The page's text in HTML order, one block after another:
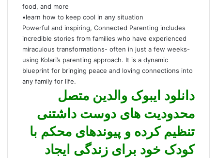
food, and more
•learn how to keep cool in any situation
Powerful and inspiring, Connected Parenting includes
incredible stories from families who have experienced
miraculous transformations- often in just a few weeks-
using Kolari’s parenting approach. It is a dynamic
blueprint for bringing peace and loving connections into
any family for life.
دانلود ایبوک والدین متصل
محدودیت های دوست داشتنی
تنظیم کرده و پیوندهای محکم با
کودک خود برای زندگی ایجاد